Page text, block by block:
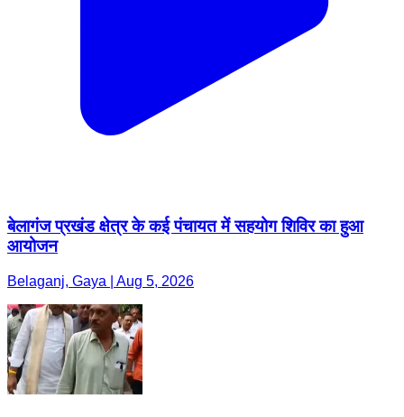
बेलागंज प्रखंड क्षेत्र के कई पंचायत में सहयोग शिविर का हुआ
आयोजन
Belaganj, Gaya | Aug 5, 2026